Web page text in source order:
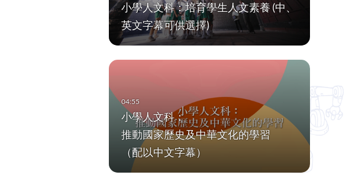
小學人文科：培育學生人文素養 (中、
英文字幕可供選擇)
小學人文科：
推動國家歷史及中華文化的學習
（配以中文字幕）